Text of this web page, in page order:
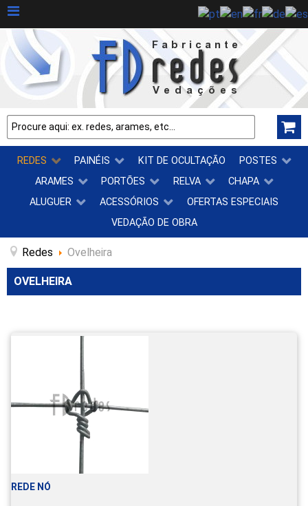
REDES PAINÉIS KIT DE OCULTAÇÃO
POSTES
ARAMES
PORTÕES RELVA
CHAPA
ALUGUER
ACESSÓRIOS
OFERTAS ESPECIAIS
VEDAÇÃO DE OBRA
Redes Ovelheira
OVELHEIRA
REDE NÓ